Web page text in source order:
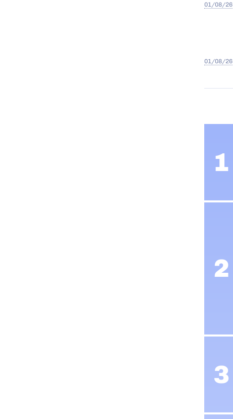
01/08/26
01/08/26